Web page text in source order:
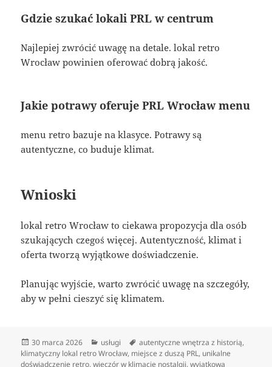
Gdzie szukać lokali PRL w centrum
Najlepiej zwrócić uwagę na detale. lokal retro
Wrocław powinien oferować dobrą jakość.
Jakie potrawy oferuje PRL Wrocław menu
menu retro bazuje na klasyce. Potrawy są
autentyczne, co buduje klimat.
Wnioski
lokal retro Wrocław to ciekawa propozycja dla osób
szukających czegoś więcej. Autentyczność, klimat i
oferta tworzą wyjątkowe doświadczenie.
Planując wyjście, warto zwrócić uwagę na szczegóły,
aby w pełni cieszyć się klimatem.
Data
publikacji
30 marca 2026 Kategorie
usługi Tagi
autentyczne wnętrza z historią,
klimatyczny lokal retro Wrocław, miejsce z duszą PRL, unikalne
doświadczenie retro,wieczór w klimacie nostalgii,wyjątkowa